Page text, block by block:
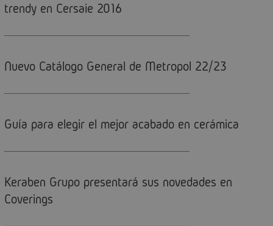
trendy en Cersaie 2016
Nuevo Catálogo General de Metropol 22/23
Guía para elegir el mejor acabado en cerámica
Keraben Grupo presentará sus novedades en
Coverings